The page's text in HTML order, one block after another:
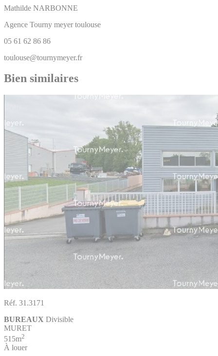
Mathilde NARBONNE
Agence Tourny meyer toulouse
05 61 62 86 86
toulouse@tournymeyer.fr
Bien similaires
Réf. 31.3171
BUREAUX Divisible
MURET
515m2
À louer